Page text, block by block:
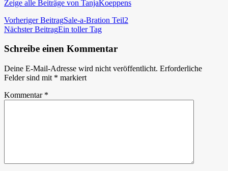
Zeige alle Beiträge von TanjaKoeppens
Beitragsnavigation
Vorheriger BeitragSale-a-Bration Teil2
Nächster BeitragEin toller Tag
Schreibe einen Kommentar
Deine E-Mail-Adresse wird nicht veröffentlicht. Erforderliche
Felder sind mit * markiert
Kommentar *